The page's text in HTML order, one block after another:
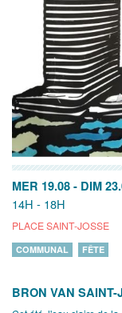
MER 19.08 - DIM
14H - 18H
PLACE SAINT-JOSSE
COMMUNAL FÊTE
BRON VAN